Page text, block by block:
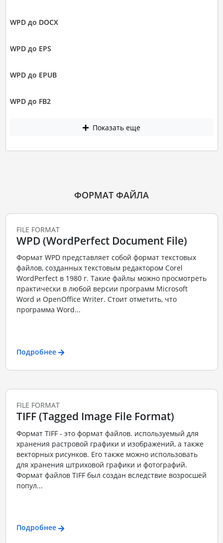
WPD до DOCX
WPD до EPS
WPD до EPUB
WPD до FB2
Показать еще
ФОРМАТ ФАЙЛА
FILE FORMAT
WPD (WordPerfect Document File)
Формат WPD представляет собой формат текстовых
файлов, созданных текстовым редактором Corel
WordPerfect в 1980 г. Такие файлы можно просмотреть
практически в любой версии программ Microsoft
Word и OpenOffice Writer. Стоит отметить, что
программа Word...
Подробнее
FILE FORMAT
TIFF (Tagged Image File Format)
Формат TIFF - это формат файлов. используемый для
хранения растровой графики и изображений, а также
векторных рисунков. Его также можно использовать
для хранения штриховой графики и фотографий.
Формат файлов TIFF был создан вследствие возросшей
попул...
Подробнее